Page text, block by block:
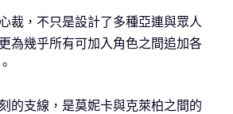
裁，不只是設計了多種亞連與眾人
為幾乎所有可加入角色之間追加各
的支線，是莫妮卡與克萊柏之間的